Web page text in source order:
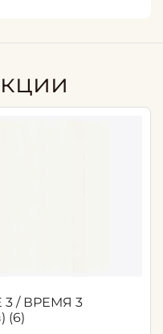
3 / ВРЕМЯ 3
(1,06*10м обои винил флиз) (6)